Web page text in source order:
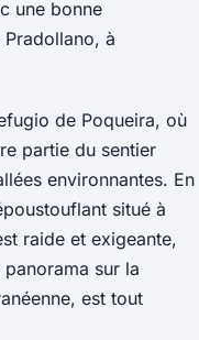
une bonne
à
de Poqueira, où
partie du sentier
environnantes. En
situé à
raide et exigeante,
sur la
est tout